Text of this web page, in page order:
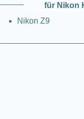
Nikon Z9